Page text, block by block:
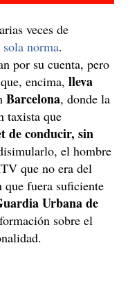
veces de
norma.
por su cuenta, pero
encima, lleva
Barcelona, donde la
taxista que
de conducir, sin
el hombre
que no era del
que fuera suficiente
Urbana de
sobre el